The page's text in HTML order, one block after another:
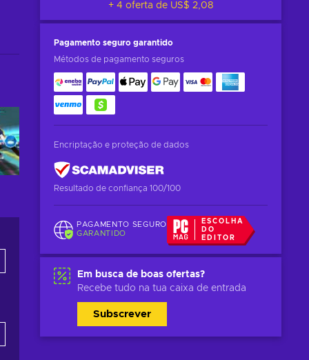
+ 4 oferta de US$ 2,08
Pagamento seguro garantido
Métodos de pagamento seguros
Encriptação e proteção de dados
Resultado de confiança 100/100
PAGAMENTO SEGURO
GARANTIDO
ESCOLHA
DO
EDITOR
Em busca de boas ofertas?
Recebe tudo na tua caixa de entrada
Subscrever